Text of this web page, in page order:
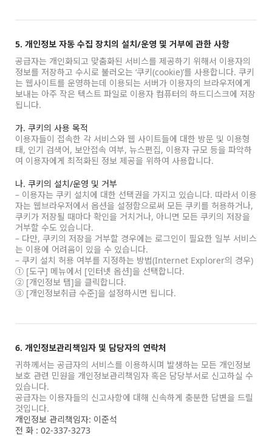
5. 개인정보 자동 수집 장치의 설치/운영 및 거부에 관한 사항
공급자는 개인화되고 맞춤화된 서비스를 제공하기 위해서 이용자의
정보를 저장하고 수시로 불러오는 ‘쿠키(cookie)’를 사용합니다. 쿠키
는 웹사이트를 운영하는데 이용되는 서버가 이용자의 브라우저에게
보내는 아주 작은 텍스트 파일로 이용자 컴퓨터의 하드디스크에 저장
됩니다.
가. 쿠키의 사용 목적
이용자들이 접속한 각 서비스와 웹 사이트들에 대한 방문 및 이용형
태, 인기 검색어, 보안접속 여부, 뉴스편집, 이용자 규모 등을 파악하
여 이용자에게 최적화된 정보 제공을 위하여 사용합니다.
나. 쿠키의 설치/운영 및 거부
– 이용자는 쿠키 설치에 대한 선택권을 가지고 있습니다. 따라서 이용
자는 웹브라우저에서 옵션을 설정함으로써 모든 쿠키를 허용하거나,
쿠키가 저장될 때마다 확인을 거치거나, 아니면 모든 쿠키의 저장을
거부할 수도 있습니다.
– 다만, 쿠키의 저장을 거부할 경우에는 로그인이 필요한 일부 서비스
는 이용에 어려움이 있을 수 있습니다.
– 쿠키 설치 허용 여부를 지정하는 방법(Internet Explorer의 경우)
① [도구] 메뉴에서 [인터넷 옵션]을 선택합니다.
② [개인정보 탭]을 클릭합니다.
③ [개인정보취급 수준]을 설정하시면 됩니다.
6. 개인정보관리책임자 및 담당자의 연락처
귀하께서는 공급자의 서비스를 이용하시며 발생하는 모든 개인정보
보호 관련 민원을 개인정보관리책임자 혹은 담당부서로 신고하실 수
있습니다.
공급자는 이용자들의 신고사항에 대해 신속하게 충분한 답변을 드릴
것입니다.
개인정보 관리책임자: 이준석
전 화 : 02-337-3273